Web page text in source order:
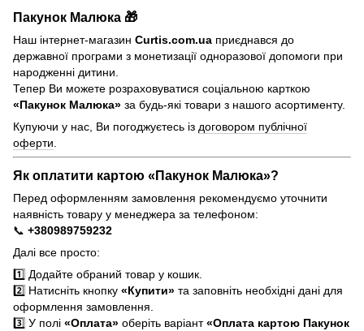
Пакунок Малюка 🎁
Наш інтернет-магазин Curtis.com.ua приєднався до
державної програми з монетизації одноразової допомоги при
народженні дитини.
Тепер Ви можете розраховуватися соціальною карткою
«Пакунок Малюка» за будь-які товари з нашого асортименту.
Купуючи у нас, Ви погоджуєтесь із договором публічної
оферти.
Як оплатити картою «Пакунок Малюка»?
Перед оформленням замовлення рекомендуємо уточнити
наявність товару у менеджера за телефоном:
📞 +380989759232
Далі все просто:
1️⃣ Додайте обраний товар у кошик.
2️⃣ Натисніть кнопку «Купити» та заповніть необхідні дані для
оформлення замовлення.
3️⃣ У полі «Оплата» оберіть варіант«Оплата картою Пакунок